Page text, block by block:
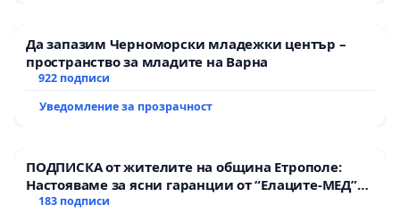
Да запазим Черноморски младежки център –
пространство за младите на Варна
922 подписи
Уведомление за прозрачност
ПОДПИСКА от жителите на община Етрополе:
Настояваме за ясни гаранции от “Елаците-МЕД”
АД и от държавата, че ще се изпълнят всички
183 подписи